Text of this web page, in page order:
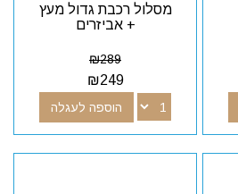
מסלול רכבת גדול מעץ
+ אביזרים
₪289
₪249
הוספה לעגלה